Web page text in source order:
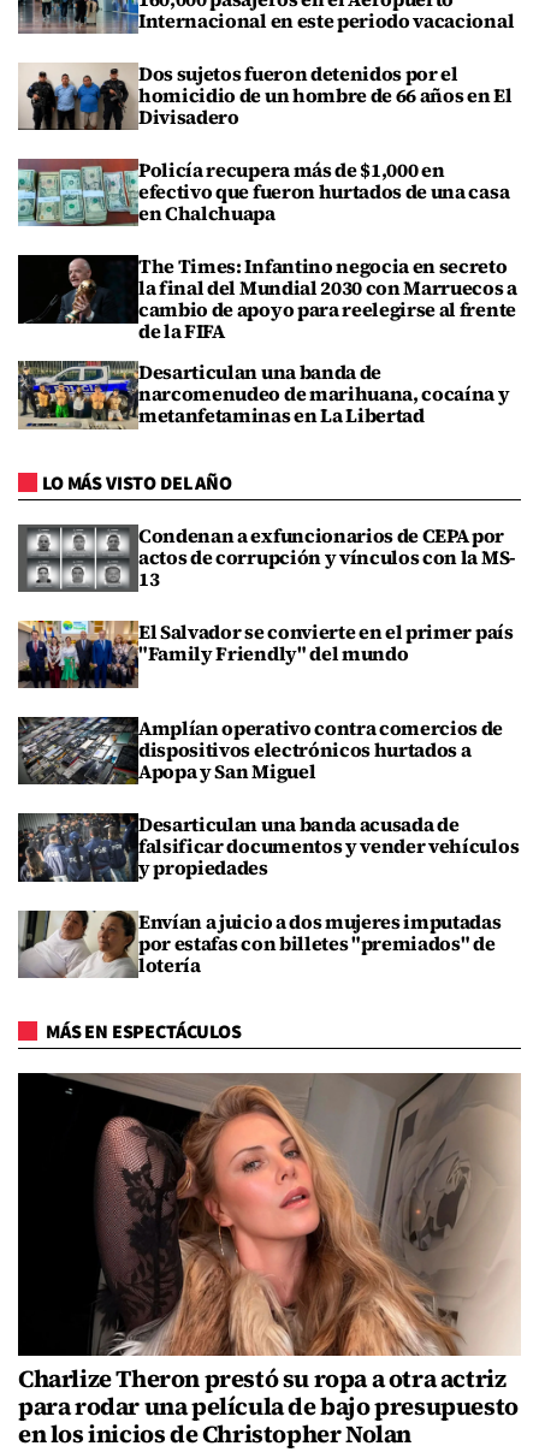
Internacional en este periodo vacacional
Dos sujetos fueron detenidos por el
homicidio de un hombre de 66 años en El
Divisadero
Policía recupera más de $1,000 en
efectivo que fueron hurtados de una casa
en Chalchuapa
The Times: Infantino negocia en secreto
la final del Mundial 2030 con Marruecos a
cambio de apoyo para reelegirse al frente
de la FIFA
Desarticulan una banda de
narcomenudeo de marihuana, cocaína y
metanfetaminas en La Libertad
LO MÁS VISTO DEL AÑO
Condenan a exfuncionarios de CEPA por
actos de corrupción y vínculos con la MS-
13
El Salvador se convierte en el primer país
"Family Friendly" del mundo
Amplían operativo contra comercios de
dispositivos electrónicos hurtados a
Apopa y San Miguel
Desarticulan una banda acusada de
falsificar documentos y vender vehículos
y propiedades
Envían a juicio a dos mujeres imputadas
por estafas con billetes "premiados" de
lotería
MÁS EN ESPECTÁCULOS
Charlize Theron prestó su ropa a otra actriz
para rodar una película de bajo presupuesto
en los inicios de Christopher Nolan